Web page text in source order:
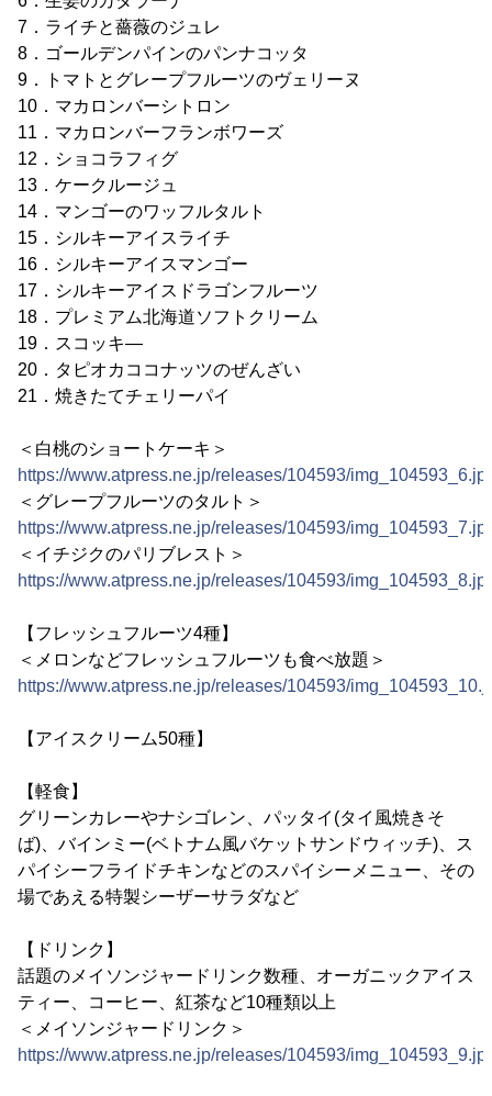
7．ライチと薔薇のジュレ
8．ゴールデンパインのパンナコッタ
9．トマトとグレープフルーツのヴェリーヌ
10．マカロンバーシトロン
11．マカロンバーフランボワーズ
12．ショコラフィグ
13．ケークルージュ
14．マンゴーのワッフルタルト
15．シルキーアイスライチ
16．シルキーアイスマンゴー
17．シルキーアイスドラゴンフルーツ
18．プレミアム北海道ソフトクリーム
19．スコッキ―
20．タピオカココナッツのぜんざい
21．焼きたてチェリーパイ
＜白桃のショートケーキ＞
https://www.atpress.ne.jp/releases/104593/
＜グレープフルーツのタルト＞
https://www.atpress.ne.jp/releases/104593/
＜イチジクのパリブレスト＞
https://www.atpress.ne.jp/releases/104593/
【フレッシュフルーツ4種】
＜メロンなどフレッシュフルーツも食べ放題＞
https://www.atpress.ne.jp/releases/104593/
【アイスクリーム50種】
【軽食】
グリーンカレーやナシゴレン、パッタイ(タイ風焼きそ
ば)、バインミー(ベトナム風バケットサンドウィッチ)、ス
パイシーフライドチキンなどのスパイシーメニュー、その
場であえる特製シーザーサラダなど
【ドリンク】
話題のメイソンジャードリンク数種、オーガニックアイス
ティー、コーヒー、紅茶など10種類以上
＜メイソンジャードリンク＞
https://www.atpress.ne.jp/releases/104593/